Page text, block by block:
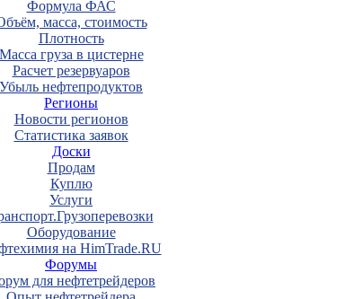
Формула ФАС
масса, стоимость
Плотность
Масса груза в цистерне
Расчет резервуаров
Убыль нефтепродуктов
Регионы
Новости регионов
Статистика заявок
Доски
Продам
Куплю
Услуги
Оборудование
на HimTrade.RU
Форумы
для нефтетрейдеров